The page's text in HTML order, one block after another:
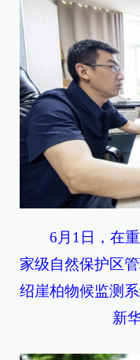
6月1日，在重
家级自然保护区
绍崖柏物候监测系
新